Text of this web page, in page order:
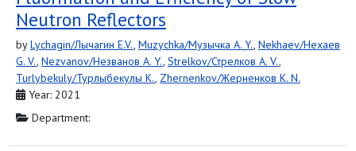
Neutron Reflectors
byLychagin/Лычагин E.V., Muzychka/Музычка A. Y., Nekhaev/Нехаев
G. V., Nezvanov/Незванов A. Y., Strelkov/Стрелков A. V.,
Turlybekuly/Турлыбекулы K., Zhernenkov/Жерненков K. N.
Year: 2021
Department: